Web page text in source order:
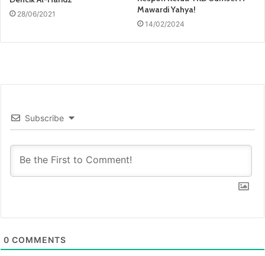
28/06/2021
Mawardi Yahya!
14/02/2024
Subscribe
0 COMMENTS